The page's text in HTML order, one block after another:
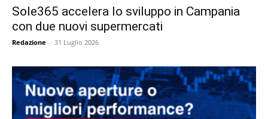
Sole365 accelera lo sviluppo in Campania
con due nuovi supermercati
Redazione - 31 Luglio 2026